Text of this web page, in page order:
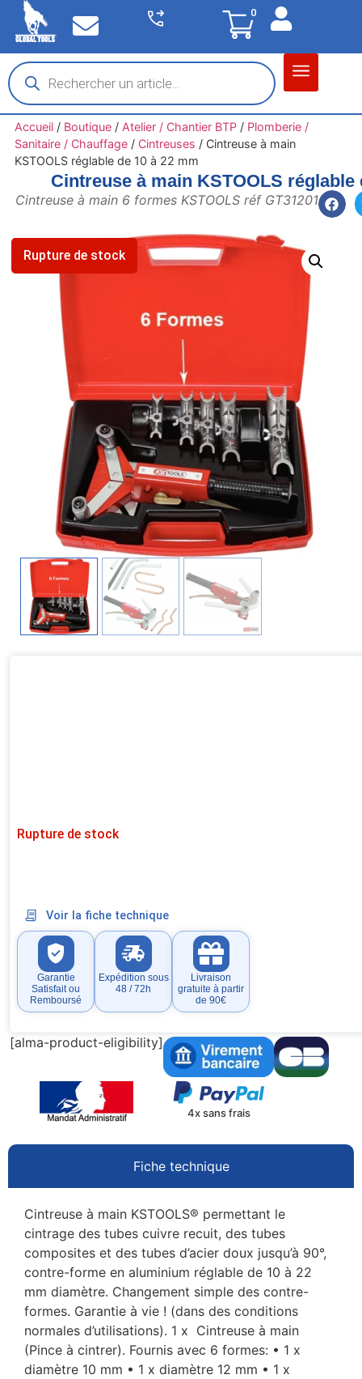
0
Accueil/ Boutique/ Atelier / Chantier BTP/ Plomberie /
Sanitaire / Chauffage/ Cintreuses / Cintreuse à main
KSTOOLS réglable de 10 à 22 mm
Rupture de stock
Cintreuse à main KSTOOLS réglable
Cintreuse à main 6 formes KSTOOLS réf GT31201
Rupture de stock
Voir la fiche technique
Garantie
Satisfait ou
Remboursé
Expédition sous
48 / 72h
Livraison
gratuite à partir
de 90€
[alma-product-eligibility]
4x sans frais
Fiche technique
Cintreuse à main KSTOOLS® permettant le
cintrage des tubes cuivre recuit, des tubes
composites et des tubes d’acier doux jusqu’à 90°,
contre-forme en aluminium réglable de 10 à 22
mm diamètre. Changement simple des contre-
formes. Garantie à vie ! (dans des conditions
normales d’utilisations). 1 x Cintreuse à main
(Pince à cintrer). Fournis avec 6 formes: • 1 x
diamètre 10 mm • 1 x diamètre 12 mm • 1 x